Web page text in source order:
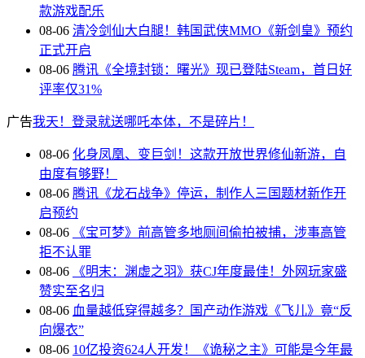
款游戏配乐
08-06 清冷剑仙大白腿！韩国武侠MMO《新剑皇》预约
正式开启
08-06 腾讯《全境封锁：曙光》现已登陆Steam，首日好
评率仅31%
广告我天！登录就送哪吒本体，不是碎片！
08-06 化身凤凰、变巨剑！这款开放世界修仙新游，自
由度有够野！
08-06 腾讯《龙石战争》停运，制作人三国题材新作开
启预约
08-06
《宝可梦》前高管多地厕间偷拍被捕，涉事高管
拒不认罪
08-06
《明末：渊虚之羽》获CJ年度最佳！外网玩家盛
赞实至名归
08-06 血量越低穿得越多？国产动作游戏《飞儿》竟“反
向爆衣”
08-06 10亿投资624人开发！《诡秘之主》可能是今年最